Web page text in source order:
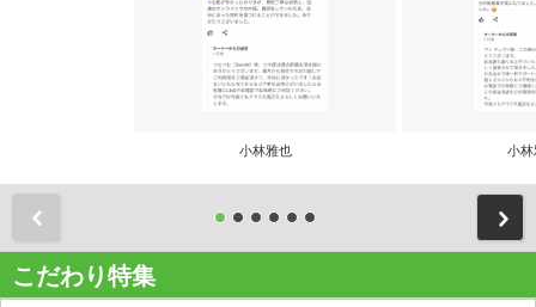
小林雅也 小林
こだわり特集